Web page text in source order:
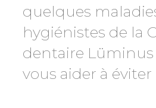
quelques
hygiénistes de la
dentaire
vous aider à éviter